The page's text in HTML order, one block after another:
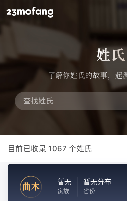
姓氏
了解你姓氏的故事，起
目前已收录 1067 个姓氏
曲木 暂无
家族
暂无分布
省份